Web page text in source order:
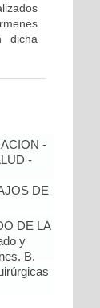
dicha
-
-
DE
DE LA
y
B.